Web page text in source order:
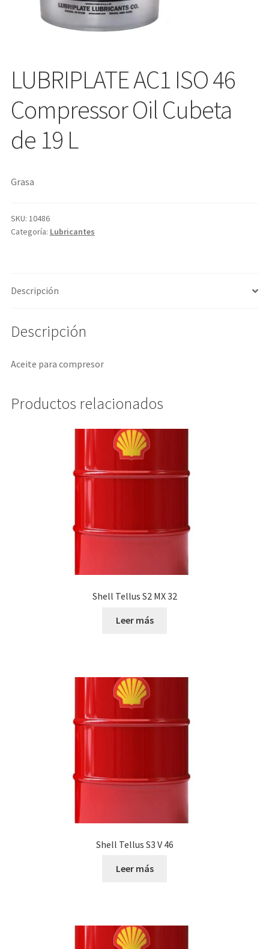
LUBRIPLATE AC1 ISO 46
Compressor Oil Cubeta
de 19 L
Grasa
SKU: 10486
Categoría: Lubricantes
Descripción
Descripción
Aceite para compresor
Productos relacionados
Shell Tellus S2 MX 32
Leer más
Shell Tellus S3 V 46
Leer más